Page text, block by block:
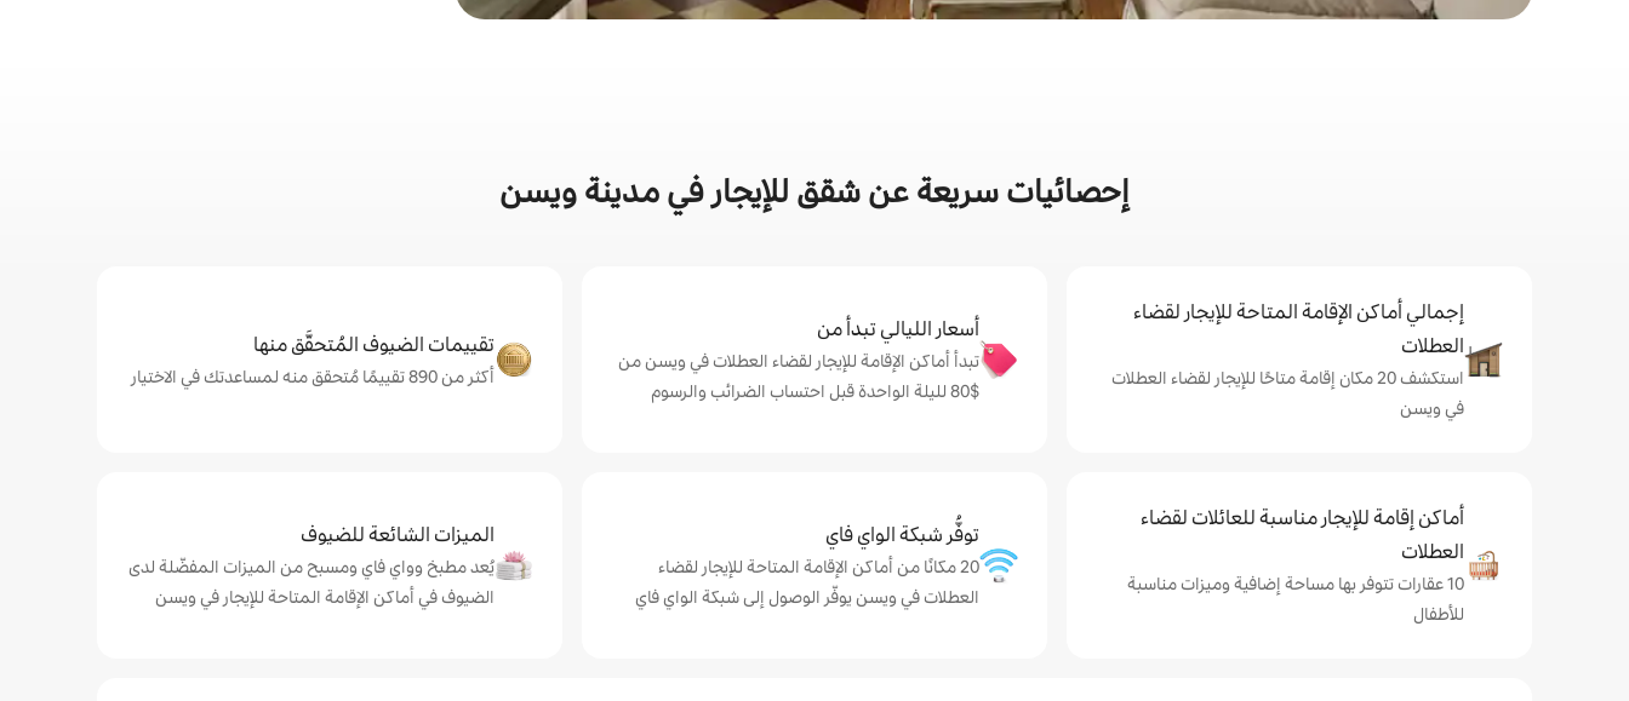
إحصائيات سريعة عن شقق للإيجار في مدينة ويسن
إجمالي أماكن الإقامة المتاحة للإيجار لقضاء
العطلات
استكشف 20 مكان إقامة متاحًا للإيجار لقضاء العطلات
في ويسن
أسعار الليالي تبدأ من
تبدأ أماكن الإقامة للإيجار لقضاء العطلات في ويسن من
$‏80 لليلة الواحدة قبل احتساب الضرائب والرسوم
تقييمات الضيوف المُتحقَّق منها
أكثر من 890 تقييمًا مُتحقق منه لمساعدتك في الاختيار
أماكن إقامة للإيجار مناسبة للعائلات لقضاء
العطلات
10 عقارات تتوفر بها مساحة إضافية وميزات مناسبة
للأطفال
توفُّر شبكة الواي فاي
20 مكانًا من أماكن الإقامة المتاحة للإيجار لقضاء
العطلات في ويسن يوفّر الوصول إلى شبكة الواي فاي
الميزات الشائعة للضيوف
يُعد مطبخ وواي فاي ومسبح من الميزات المفضّلة لدى
الضيوف في أماكن الإقامة المتاحة للإيجار في ويسن